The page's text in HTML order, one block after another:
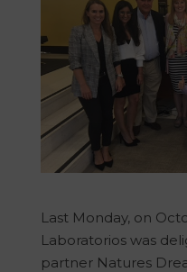
Last Monday, on
Laboratorios was
partner Natures